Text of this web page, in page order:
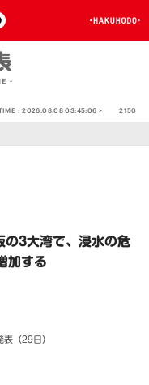
:2026.08.08 03:45:06 > 2150
の3大湾で、浸水の危
加する
（29日）